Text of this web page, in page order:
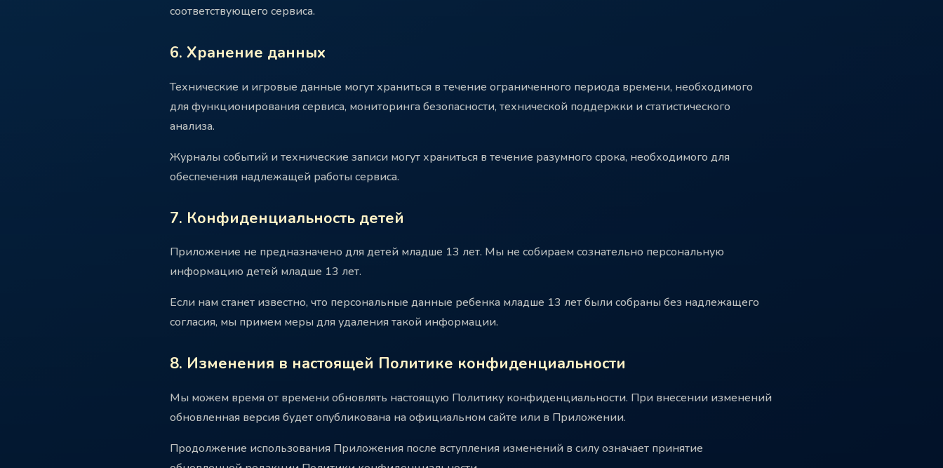
соответствующего сервиса.
6. Хранение данных
Технические и игровые данные могут храниться в течение ограниченного периода времени, необходимого
для функционирования сервиса, мониторинга безопасности, технической поддержки и статистического
анализа.
Журналы событий и технические записи могут храниться в течение разумного срока, необходимого для
обеспечения надлежащей работы сервиса.
7. Конфиденциальность детей
Приложение не предназначено для детей младше 13 лет. Мы не собираем сознательно персональную
информацию детей младше 13 лет.
Если нам станет известно, что персональные данные ребенка младше 13 лет были собраны без надлежащего
согласия, мы примем меры для удаления такой информации.
8. Изменения в настоящей Политике конфиденциальности
Мы можем время от времени обновлять настоящую Политику конфиденциальности. При внесении изменений
обновленная версия будет опубликована на официальном сайте или в Приложении.
Продолжение использования Приложения после вступления изменений в силу означает принятие